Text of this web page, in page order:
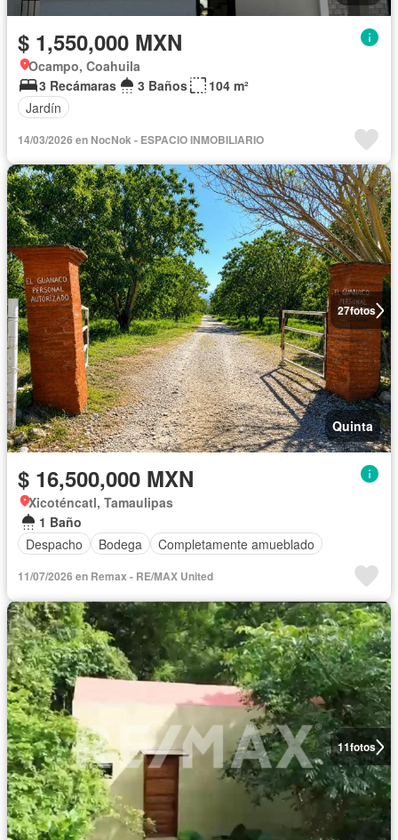
$ 1,550,000 MXN
Ocampo, Coahuila
3 Recámaras
3 Baños
104 m²
Jardín
14/03/2026 en NocNok - ESPACIO INMOBILIARIO
27fotos
Quinta
$ 16,500,000 MXN
Xicoténcatl, Tamaulipas
1 Baño
Despacho
Bodega Completamente amueblado
11/07/2026 en Remax - RE/MAX United
11fotos